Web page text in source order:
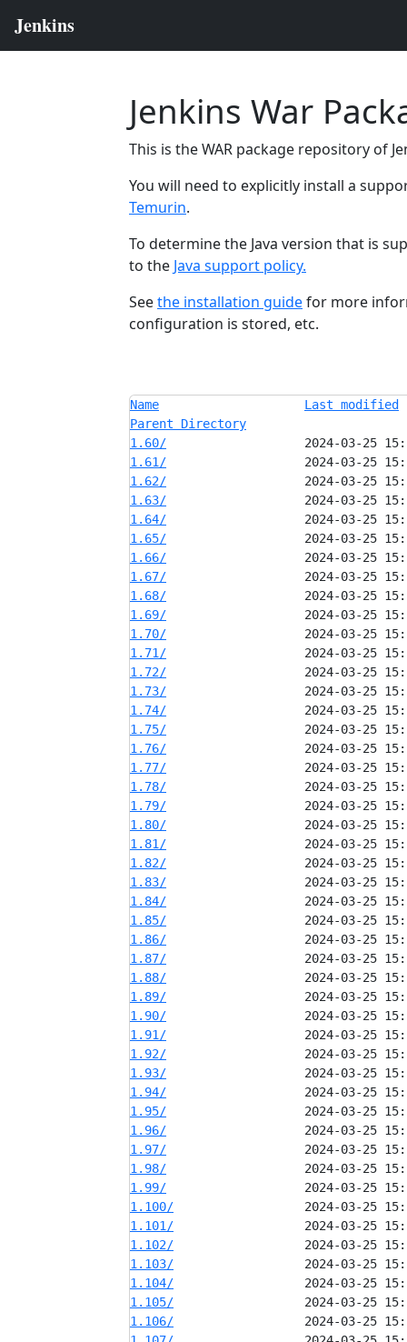
Jenkins War
This is the WAR package repository of
You will need to explicitly install a
Temurin.
To determine the Java version that is
to the Java support policy.
Seethe installation guidefor more
configuration is stored, etc.
Name
Last modified
Parent Directory
1.60/
1.61/
1.62/
1.63/
1.64/
1.65/
1.66/
1.67/
1.68/
1.69/
1.70/
1.71/
1.72/
1.73/
1.74/
1.75/
1.76/
1.77/
1.78/
1.79/
1.80/
1.81/
1.82/
1.83/
1.84/
1.85/
1.86/
1.87/
1.88/
1.89/
1.90/
1.91/
1.92/
1.93/
1.94/
1.95/
1.96/
1.97/
1.98/
1.99/
1.100/
1.101/
1.102/
1.103/
1.104/
1.105/
1.106/